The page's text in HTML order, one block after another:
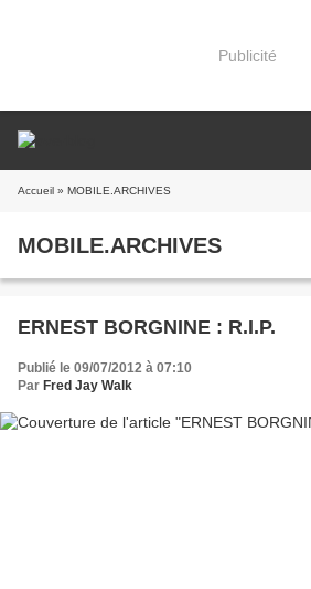
Publicité
Accueil » MOBILE.ARCHIVES
MOBILE.ARCHIVES
ERNEST BORGNINE : R.I.P.
Publié le 09/07/2012 à 07:10
Par Fred Jay Walk